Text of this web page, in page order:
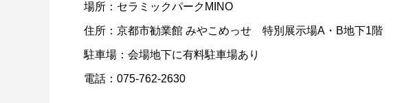
場所：セラミックパークMINO
住所：京都市勧業館 みやこめっせ 特別展示場A・B地下1階
駐車場：会場地下に有料駐車場あり
電話：075-762-2630